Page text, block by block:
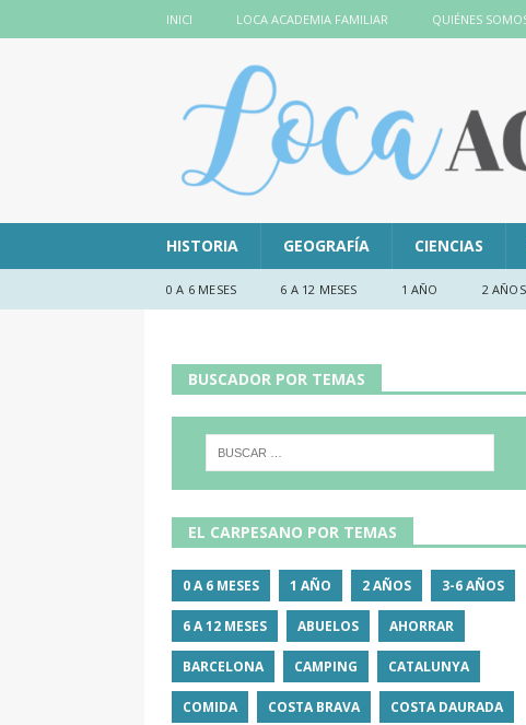
INICI LOCA ACADEMIA FAMILIAR QUIÉNES
HISTORIA GEOGRAFÍA CIENCIAS
0 A 6 MESES 6 A 12 MESES 1 AÑO 2 AÑOS
BUSCADOR POR TEMAS
EL CARPESANO POR TEMAS
0 A 6 MESES 1 AÑO 2 AÑOS 3-6 AÑOS
6 A 12 MESES ABUELOS AHORRAR
BARCELONA CAMPING CATALUNYA
COMIDA COSTA BRAVA COSTA DAURADA